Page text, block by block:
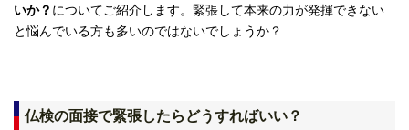
いか？ についてご紹介します。緊張して本来の力が発揮できない
と悩んでいる方も多いのではないでしょうか？
仏検の面接で緊張したらどうすればいい？